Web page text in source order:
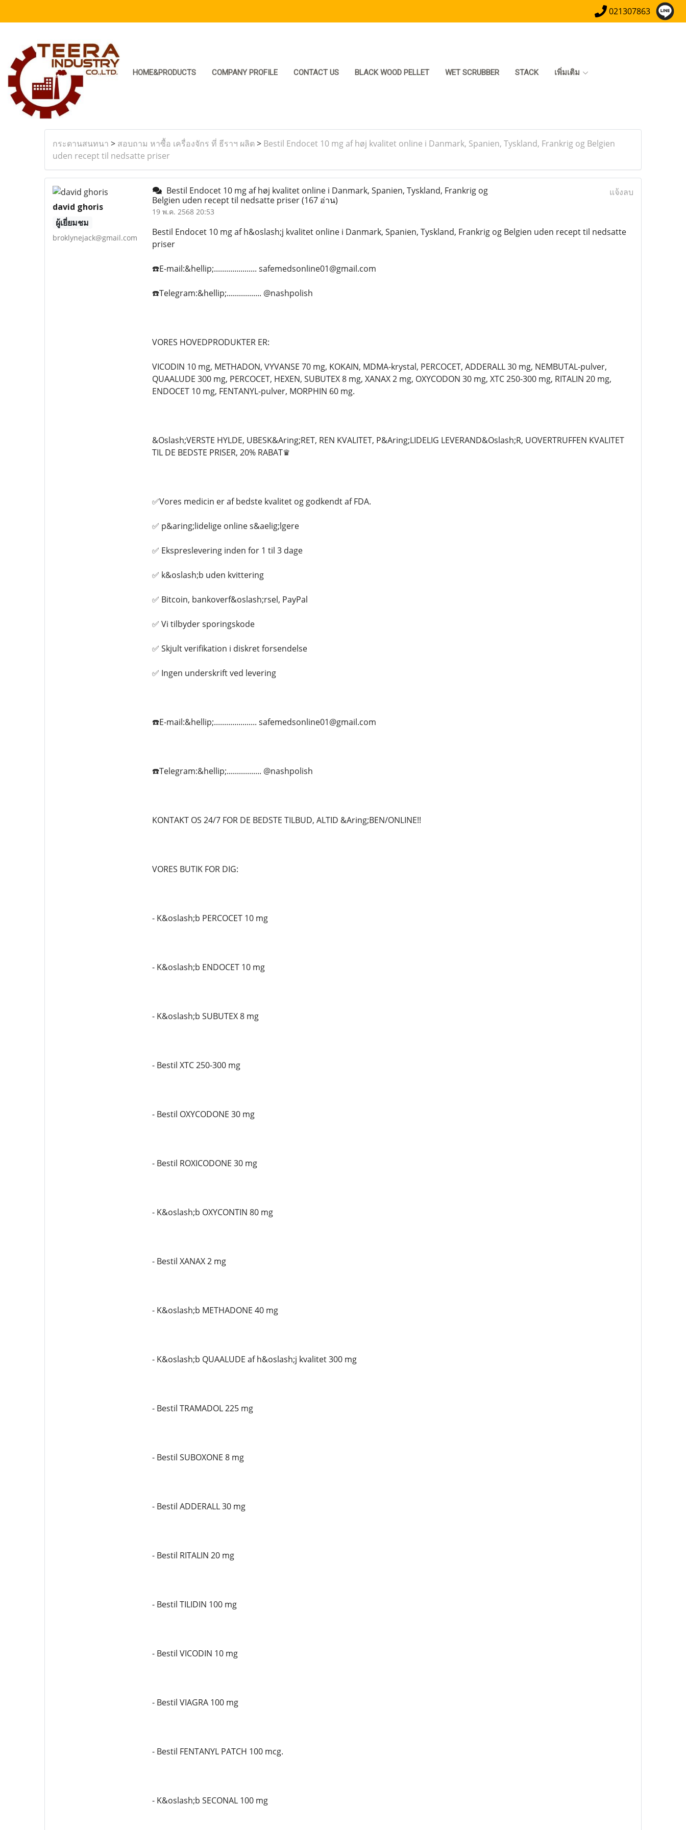
021307863
HOME&PRODUCTS COMPANY PROFILE CONTACT US BLACK WOOD PELLET WET SCRUBBER STACK เพิ่มเติม
กระดานสนทนา > สอบถาม หาซื้อ เครื่องจักร ที่ ธีราฯ ผลิต > Bestil Endocet 10 mg af høj kvalitet online i Danmark, Spanien, Tyskland, Frankrig og Belgien
uden recept til nedsatte priser
david ghoris
ผู้เยี่ยมชม
broklynejack@gmail.com
Bestil Endocet 10 mg af høj kvalitet online i Danmark, Spanien, Tyskland, Frankrig og
Belgien uden recept til nedsatte priser(167 อ่าน)
19 พ.ค. 2568 20:53
แจ้งลบ
Bestil Endocet 10 mg af h&oslash;j kvalitet online i Danmark, Spanien, Tyskland, Frankrig og Belgien uden recept til nedsatte
priser
☎️E-mail:&hellip;..................... safemedsonline01@gmail.com
☎️Telegram:&hellip;................. @nashpolish
VORES HOVEDPRODUKTER ER:
VICODIN 10 mg, METHADON, VYVANSE 70 mg, KOKAIN, MDMA-krystal, PERCOCET, ADDERALL 30 mg, NEMBUTAL-pulver,
QUAALUDE 300 mg, PERCOCET, HEXEN, SUBUTEX 8 mg, XANAX 2 mg, OXYCODON 30 mg, XTC 250-300 mg, RITALIN 20 mg,
ENDOCET 10 mg, FENTANYL-pulver, MORPHIN 60 mg.
&Oslash;VERSTE HYLDE, UBESK&Aring;RET, REN KVALITET, P&Aring;LIDELIG LEVERAND&Oslash;R, UOVERTRUFFEN KVALITET
TIL DE BEDSTE PRISER, 20% RABAT♛
✅Vores medicin er af bedste kvalitet og godkendt af FDA.
✅ p&aring;lidelige online s&aelig;lgere
✅ Ekspreslevering inden for 1 til 3 dage
✅ k&oslash;b uden kvittering
✅ Bitcoin, bankoverf&oslash;rsel, PayPal
✅ Vi tilbyder sporingskode
✅ Skjult verifikation i diskret forsendelse
✅ Ingen underskrift ved levering
☎️E-mail:&hellip;..................... safemedsonline01@gmail.com
☎️Telegram:&hellip;................. @nashpolish
KONTAKT OS 24/7 FOR DE BEDSTE TILBUD, ALTID &Aring;BEN/ONLINE!!
VORES BUTIK FOR DIG:
- K&oslash;b PERCOCET 10 mg
- K&oslash;b ENDOCET 10 mg
- K&oslash;b SUBUTEX 8 mg
- Bestil XTC 250-300 mg
- Bestil OXYCODONE 30 mg
- Bestil ROXICODONE 30 mg
- K&oslash;b OXYCONTIN 80 mg
- Bestil XANAX 2 mg
- K&oslash;b METHADONE 40 mg
- K&oslash;b QUAALUDE af h&oslash;j kvalitet 300 mg
- Bestil TRAMADOL 225 mg
- Bestil SUBOXONE 8 mg
- Bestil ADDERALL 30 mg
- Bestil RITALIN 20 mg
- Bestil TILIDIN 100 mg
- Bestil VICODIN 10 mg
- Bestil VIAGRA 100 mg
- Bestil FENTANYL PATCH 100 mcg.
- K&oslash;b SECONAL 100 mg